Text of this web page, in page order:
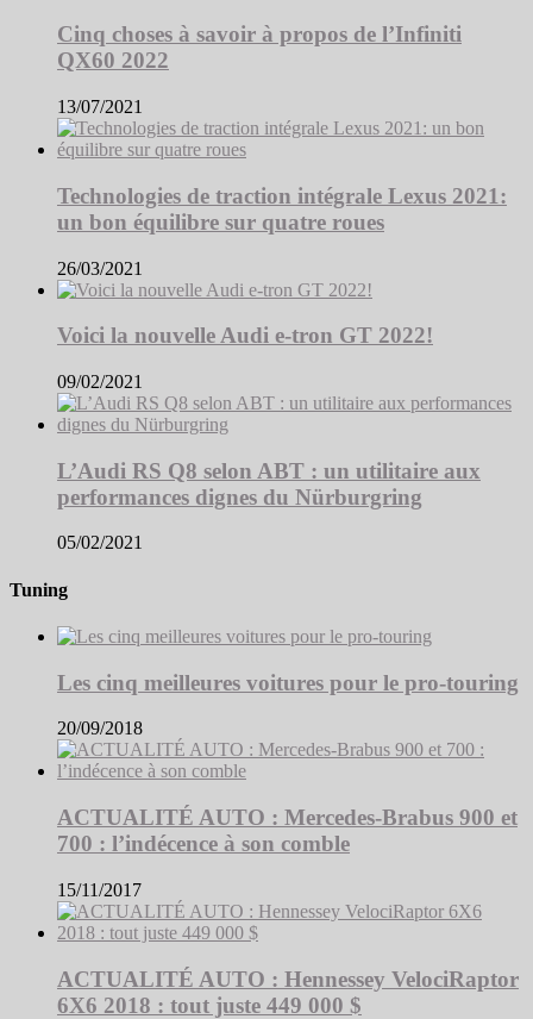
Cinq choses à savoir à propos de l’Infiniti
QX60 2022
13/07/2021
Technologies de traction intégrale Lexus 2021:
un bon équilibre sur quatre roues
26/03/2021
Voici la nouvelle Audi e-tron GT 2022!
09/02/2021
L’Audi RS Q8 selon ABT : un utilitaire aux
performances dignes du Nürburgring
05/02/2021
Tuning
Les cinq meilleures voitures pour le pro-touring
20/09/2018
ACTUALITÉ AUTO : Mercedes-Brabus 900 et
700 : l’indécence à son comble
15/11/2017
ACTUALITÉ AUTO : Hennessey VelociRaptor
6X6 2018 : tout juste 449 000 $